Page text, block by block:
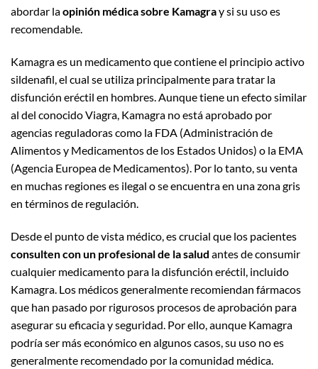
abordar laopinión médica sobre Kamagray si su uso es
recomendable.
Kamagra es un medicamento que contiene el principio activo
sildenafil, el cual se utiliza principalmente para tratar la
disfunción eréctil en hombres. Aunque tiene un efecto similar
al del conocido Viagra, Kamagra no está aprobado por
agencias reguladoras como la FDA (Administración de
Alimentos y Medicamentos de los Estados Unidos) o la EMA
(Agencia Europea de Medicamentos). Por lo tanto, su venta
en muchas regiones es ilegal o se encuentra en una zona gris
en términos de regulación.
Desde el punto de vista médico, es crucial que los pacientes
consulten con un profesional de la salud antes de consumir
cualquier medicamento para la disfunción eréctil, incluido
Kamagra. Los médicos generalmente recomiendan fármacos
que han pasado por rigurosos procesos de aprobación para
asegurar su eficacia y seguridad. Por ello, aunque Kamagra
podría ser más económico en algunos casos, su uso no es
generalmente recomendado por la comunidad médica.